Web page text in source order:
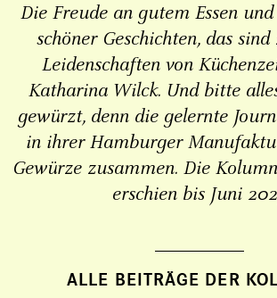
Die Freude an gutem Essen
schöner Geschichten, das
Leidenschaften von
Katharina Wilck. Und bitte
gewürzt, denn die gelernte
in ihrer Hamburger
Gewürze zusammen. Die
erschien bis Juni